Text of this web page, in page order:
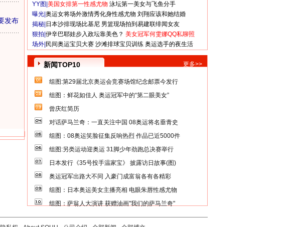
发布
YY图| 美国女排第一性感尤物 泳坛第一美女与飞鱼分手
曝光| 奥运女将场外激情秀化身性感尤物 刘翔应该和她结婚
揭秘| 日本沙排现场比基尼 男篮现场拍到易建联绯闻女友
狠拍| 伊辛巴耶娃步入政坛靠美色？ 美女冠军何雯娜QQ私聊照
场外| 民间奥运宝贝大赛 沙滩排球宝贝训练 奥运选手的夜生活
新闻TOP10 更多>>
组图:第29届北京奥运会竞赛场馆纪念邮票今发行
组图：鲜花如佳人 奥运冠军中的“第二眼美女”
曾庆红简历
对话萨马兰奇：一直关注中国 08奥运将名垂青史
组图：08奥运笑脸征集反响热烈 作品已近5000件
组图:另类运动迎奥运 31脚少年劲跑总决赛举行
日本发行《35号投手温家宝》 披露访日故事(图)
奥运冠军出路大不同 入豪门成富翁各有各精彩
组图：日本奥运美女主播亮相 电眼朱唇性感尤物
组图：萨翁人大演讲 获赠油画"我们的萨马兰奇"